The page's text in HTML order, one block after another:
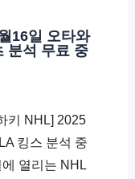
16일 오타와
분석 무료 중
키 NHL] 2025
킹스 분석 중
열리는 NHL